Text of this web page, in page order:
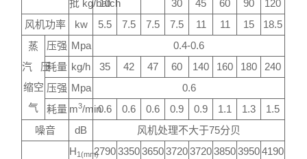
批 kg/batch
10
30
45
60
90
120
风机功率
kw 5.5 7.5 7.5 7.5 11 11 15
18.5
蒸
汽 压
缩空
气
压强 Mpa
0.4-0.6
耗量 kg/h 35 42 47 60 140 160 180
240
压强 Mpa
0.6
耗量 m3/min0.6 0.6 0.6 0.9 0.9 1.1 1.3
1.5
噪音
dB 风机处理不大于75分贝
H1(mm)27903350365037203720385039504190